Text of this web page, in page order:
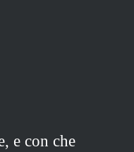
e con che